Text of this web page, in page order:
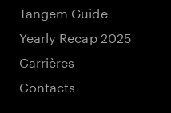
Tangem Guide
Yearly Recap 2025
Carrières
Contacts